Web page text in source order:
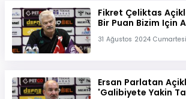
Fikret Çeliktas
Bir Puan Bizim Için
31 Ağustos 2024 Cumartesi
Ersan Parlatan
'Galibiyete Yakin